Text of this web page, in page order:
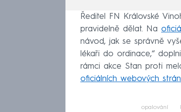
Ředitel FN Královské
pravidelně dělat. Na
návod, jak se správně
lékaři do ordinace,“
rámci akce Stan proti
oficiálních webových
opalování